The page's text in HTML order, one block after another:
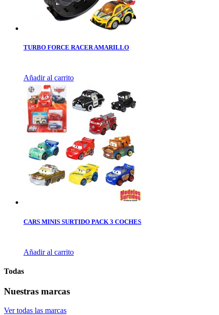
TURBO FORCE RACER AMARILLO
Añadir al carrito
CARS MINIS SURTIDO PACK 3 COCHES
Añadir al carrito
Todas
Nuestras marcas
Ver todas las marcas